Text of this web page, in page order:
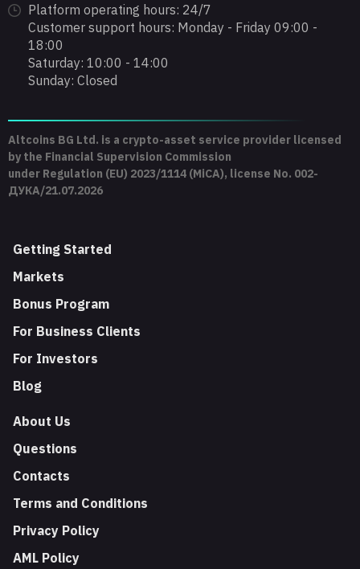
Platform operating hours: 24/7
Customer support hours: Monday - Friday 09:00 -
18:00
Saturday: 10:00 - 14:00
Sunday: Closed
Altcoins BG Ltd. is a crypto-asset service provider licensed
by the Financial Supervision Commission
under Regulation (EU) 2023/1114 (MiCA), license No. 002-
ДУКА/21.07.2026
Getting Started
Markets
Bonus Program
For Business Clients
For Investors
Blog
About Us
Questions
Contacts
Terms and Conditions
Privacy Policy
AML Policy